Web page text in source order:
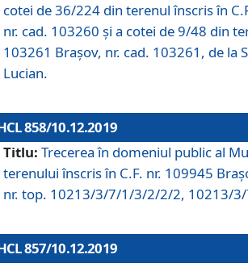
cotei de 36/224 din terenul înscris în
nr. cad. 103260 și a cotei de 9/48 din
103261 Brașov, nr. cad. 103261, de la
Lucian.
858/10.12.2019
Titlu: Trecerea în domeniul public al
terenului înscris în C.F. nr. 109945
nr. top. 10213/3/7/1/3/2/2/2, 10213/
857/10.12.2019